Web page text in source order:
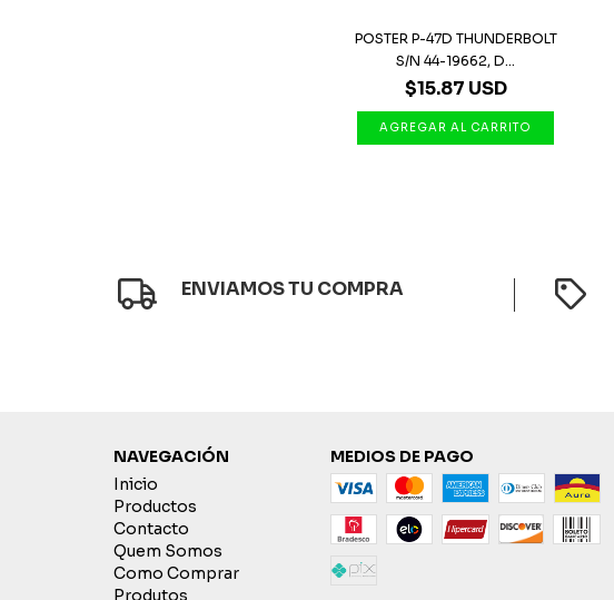
POSTER P-47D THUNDERBOLT
S/N 44-19662, D...
$15.87 USD
ENVIAMOS TU COMPRA
NAVEGACIÓN
Inicio
Productos
Contacto
Quem Somos
Como Comprar
Produtos
MEDIOS DE PAGO